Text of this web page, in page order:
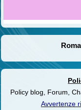
Policy blog, Forum,
Avvertenze